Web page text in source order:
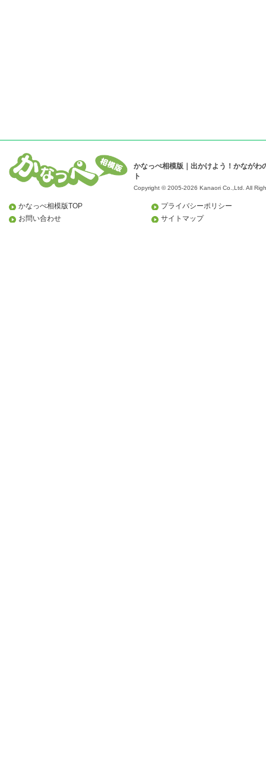
かなっぺ相模版｜出かけよう！かながわ
ト
Copyright © 2005-2026 Kanaori Co.,Ltd. All
かなっぺ相模版TOP
お問い合わせ
プライバシーポリシー
サイトマップ